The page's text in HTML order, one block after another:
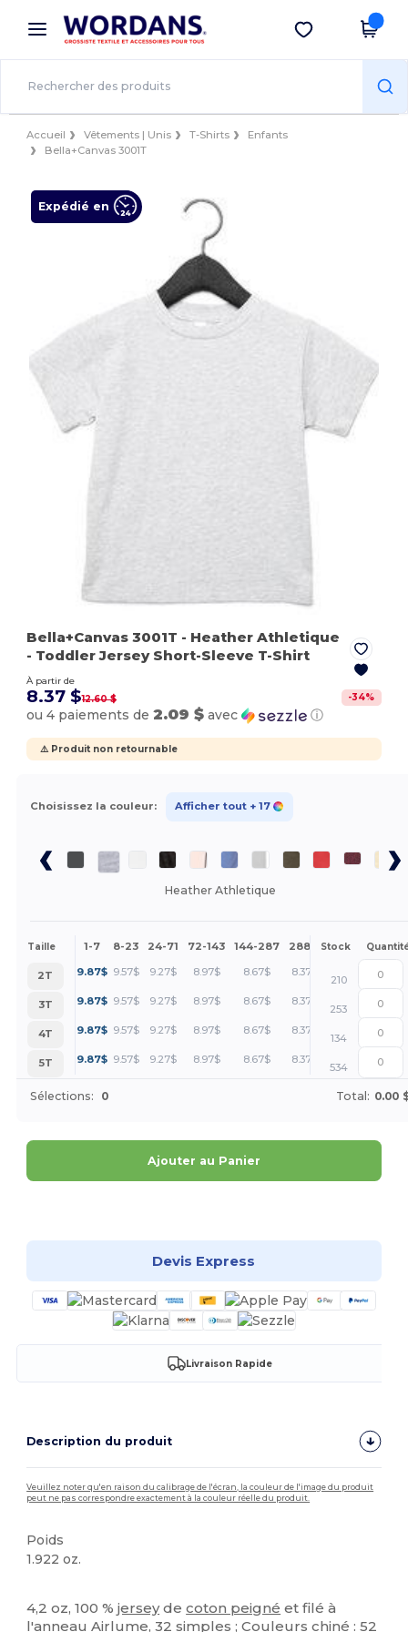
× Appli Wordans
Meilleurs prix sur l’app !
Obtenir l'appli
Accueil Vêtements | Unis T-Shirts
Enfants
Bella+Canvas 3001T
Expédié en
Bella+Canvas 3001T - Heather Athletique
- Toddler Jersey Short-Sleeve T-Shirt
À partir de
8.37 $12.60 $ -34%
ou 4 paiements de2.09 $ avec ⓘ
⚠️ Produit non retournable
Choisissez la couleur: Afficher tout + 17
Heather Athletique
Taille 1-7 8-23 24-71 72-143 144-287 288 + Plus
Stock
2T 9.87$ 9.57$ 9.27$ 8.97$ 8.67$ 8.37 +
210
3T
9.87$ 9.57$ 9.27$ 8.97$ 8.67$ 8.37 +
253
4T
9.87$ 9.57$ 9.27$ 8.97$ 8.67$ 8.37 +
134
5T
9.87$ 9.57$ 9.27$ 8.97$ 8.67$ 8.37 +
534
Sélections: 0 Total: 0.00
Ajouter au Panier
Devis Express
Livraison Rapide
Description du produit
Veuillez noter qu'en raison du calibrage de l'écran, la couleur de l'image du produit
peut ne pas correspondre exactement à la couleur réelle du produit.
Poids
1.922 oz.
4,2 oz, 100 %jerseydecoton peigné et filé à
l'anneau Airlume, 32 simples ; Couleurs chiné : 52